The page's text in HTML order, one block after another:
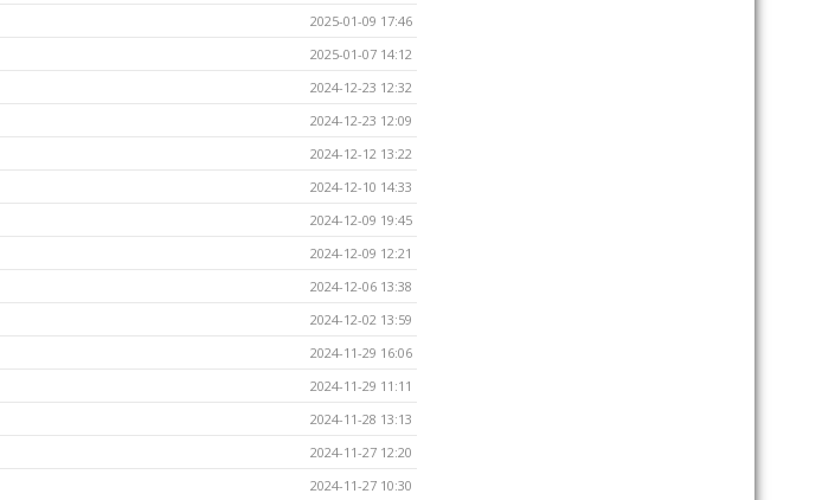
2025-01-09 17:46
2025-01-07 14:12
2024-12-23 12:32
2024-12-23 12:09
2024-12-12 13:22
2024-12-10 14:33
2024-12-09 19:45
2024-12-09 12:21
2024-12-06 13:38
2024-12-02 13:59
2024-11-29 16:06
2024-11-29 11:11
2024-11-28 13:13
2024-11-27 12:20
2024-11-27 10:30